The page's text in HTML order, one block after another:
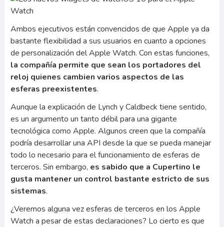
Ambos ejecutivos están convencidos de que Apple ya da
bastante flexibilidad a sus usuarios en cuanto a opciones
de personalización del Apple Watch. Con estas funciones,
la compañía permite que sean los portadores del
reloj quienes cambien varios aspectos de las
esferas preexistentes.
Aunque la explicación de Lynch y Caldbeck tiene sentido,
es un argumento un tanto débil para una gigante
tecnológica como Apple. Algunos creen que la compañía
podría desarrollar una API desde la que se pueda manejar
todo lo necesario para el funcionamiento de esferas de
terceros. Sin embargo, es sabido que a Cupertino le
gusta mantener un control bastante estricto de sus
sistemas.
¿Veremos alguna vez esferas de terceros en los Apple
Watch a pesar de estas declaraciones? Lo cierto es que